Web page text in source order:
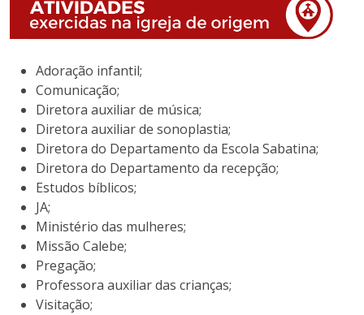
Adoração infantil;
Comunicação;
Diretora auxiliar de música;
Diretora auxiliar de sonoplastia;
Diretora do Departamento da Escola Sabatina;
Diretora do Departamento da recepção;
Estudos bíblicos;
JA;
Ministério das mulheres;
Missão Calebe;
Pregação;
Professora auxiliar das crianças;
Visitação;